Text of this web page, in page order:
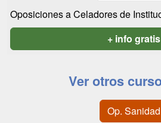
Oposiciones a Celadores de
+ info gratis
Ver otros
Op. Sanidad